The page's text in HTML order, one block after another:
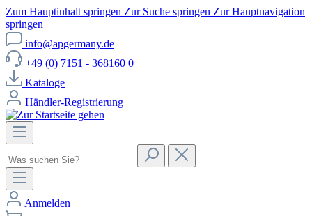
Zum Hauptinhalt springen Zur Suche springen Zur Hauptnavigation
springen
info@apgermany.de
+49 (0) 7151 - 368160 0
Kataloge
Händler-Registrierung
Anmelden